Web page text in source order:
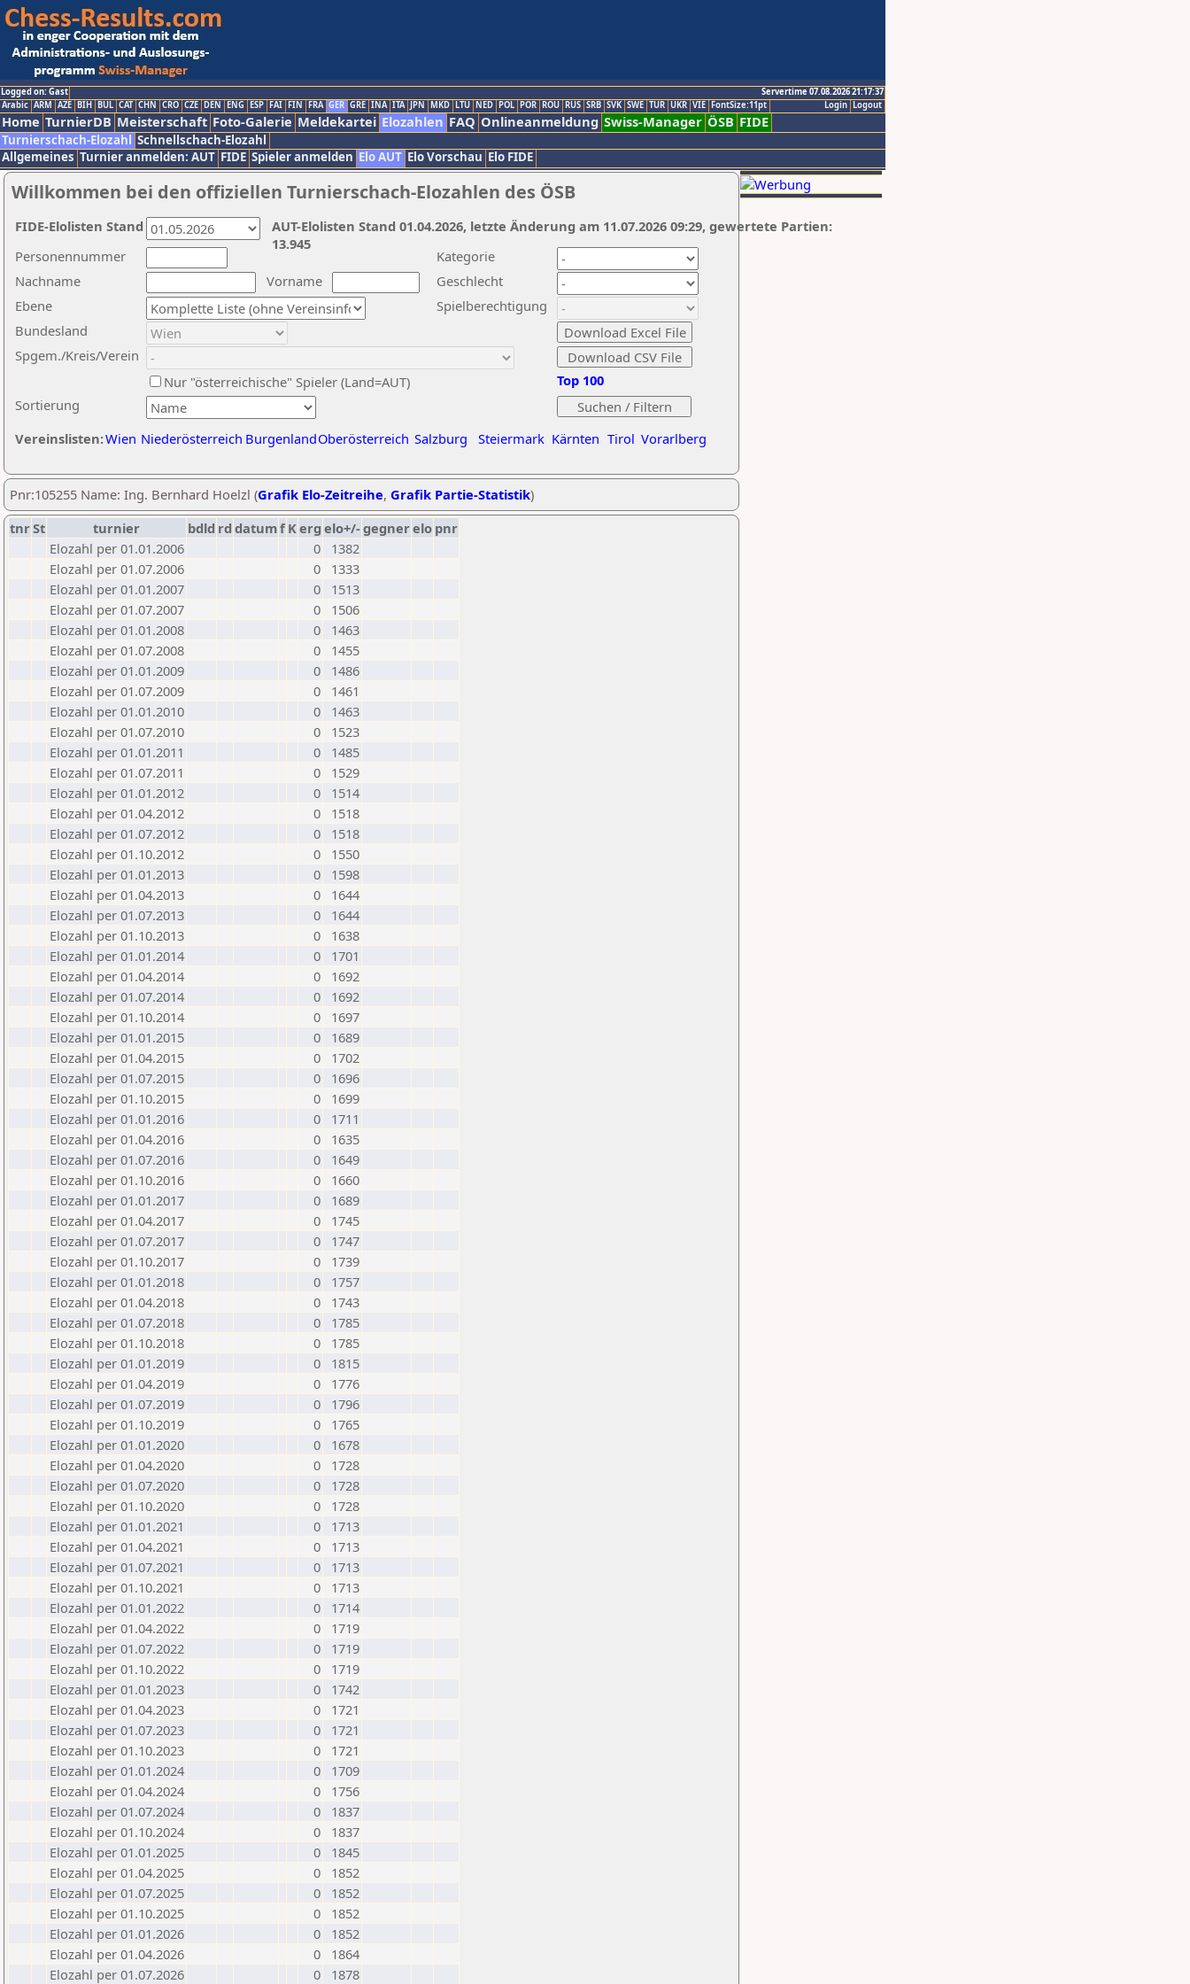
Logged on: Gast
Servertime 07.08.2026 21:17:37
Logout
Login
Arabic ARM AZE BIH BUL CAT CHN CRO CZE DEN ENG ESP FAI FIN FRA GER GRE INA ITA JPN MKD LTU NED POL POR ROU RUS SRB SVK SWE TUR UKR VIE FontSize:11pt
Home TurnierDB Meisterschaft Foto-Galerie Meldekartei Elozahlen FAQ Onlineanmeldung Swiss-Manager ÖSB FIDE
Turnierschach-Elozahl Schnellschach-Elozahl
Allgemeines Turnier anmelden: AUT FIDE Spieler anmelden Elo AUT Elo Vorschau Elo FIDE
Willkommen bei den offiziellen Turnierschach-Elozahlen des ÖSB
Nachname
Vorname
Ebene
Kategorie
Sortierung
Personennummer
Bundesland
Spgem./Kreis/Verein
Geschlecht
Nur "österreichische" Spieler (Land=AUT)
Spielberechtigung
Vereinslisten:Wien Niederösterreich BurgenlandOberösterreich Salzburg Steiermark Kärnten Tirol Vorarlberg
Top 100
AUT-Elolisten Stand 01.04.2026, letzte Änderung am 11.07.2026 09:29, gewertete Partien:
13.945
FIDE-Elolisten Stand
Pnr:105255 Name: Ing. Bernhard Hoelzl (Grafik Elo-Zeitreihe, Grafik Partie-Statistik)
tnrSt turnier bdld rd datumf Kerg elo+/-gegnerelo pnr
Elozahl per 01.01.2006
0
1382
Elozahl per 01.07.2006
0
1333
Elozahl per 01.01.2007
0
1513
Elozahl per 01.07.2007
0
1506
Elozahl per 01.01.2008
0
1463
Elozahl per 01.07.2008
0
1455
Elozahl per 01.01.2009
0
1486
Elozahl per 01.07.2009
0
1461
Elozahl per 01.01.2010
0
1463
Elozahl per 01.07.2010
0
1523
Elozahl per 01.01.2011
0
1485
Elozahl per 01.07.2011
0
1529
Elozahl per 01.01.2012
0
1514
Elozahl per 01.04.2012
0
1518
Elozahl per 01.07.2012
0
1518
Elozahl per 01.10.2012
0
1550
Elozahl per 01.01.2013
0
1598
Elozahl per 01.04.2013
0
1644
Elozahl per 01.07.2013
0
1644
Elozahl per 01.10.2013
0
1638
Elozahl per 01.01.2014
0
1701
Elozahl per 01.04.2014
0
1692
Elozahl per 01.07.2014
0
1692
Elozahl per 01.10.2014
0
1697
Elozahl per 01.01.2015
0
1689
Elozahl per 01.04.2015
0
1702
Elozahl per 01.07.2015
0
1696
Elozahl per 01.10.2015
0
1699
Elozahl per 01.01.2016
0
1711
Elozahl per 01.04.2016
0
1635
Elozahl per 01.07.2016
0
1649
Elozahl per 01.10.2016
0
1660
Elozahl per 01.01.2017
0
1689
Elozahl per 01.04.2017
0
1745
Elozahl per 01.07.2017
0
1747
Elozahl per 01.10.2017
0
1739
Elozahl per 01.01.2018
0
1757
Elozahl per 01.04.2018
0
1743
Elozahl per 01.07.2018
0
1785
Elozahl per 01.10.2018
0
1785
Elozahl per 01.01.2019
0
1815
Elozahl per 01.04.2019
0
1776
Elozahl per 01.07.2019
0
1796
Elozahl per 01.10.2019
0
1765
Elozahl per 01.01.2020
0
1678
Elozahl per 01.04.2020
0
1728
Elozahl per 01.07.2020
0
1728
Elozahl per 01.10.2020
0
1728
Elozahl per 01.01.2021
0
1713
Elozahl per 01.04.2021
0
1713
Elozahl per 01.07.2021
0
1713
Elozahl per 01.10.2021
0
1713
Elozahl per 01.01.2022
0
1714
Elozahl per 01.04.2022
0
1719
Elozahl per 01.07.2022
0
1719
Elozahl per 01.10.2022
0
1719
Elozahl per 01.01.2023
0
1742
Elozahl per 01.04.2023
0
1721
Elozahl per 01.07.2023
0
1721
Elozahl per 01.10.2023
0
1721
Elozahl per 01.01.2024
0
1709
Elozahl per 01.04.2024
0
1756
Elozahl per 01.07.2024
0
1837
Elozahl per 01.10.2024
0
1837
Elozahl per 01.01.2025
0
1845
Elozahl per 01.04.2025
0
1852
Elozahl per 01.07.2025
0
1852
Elozahl per 01.10.2025
0
1852
Elozahl per 01.01.2026
0
1852
Elozahl per 01.04.2026
0
1864
Elozahl per 01.07.2026
0 1878